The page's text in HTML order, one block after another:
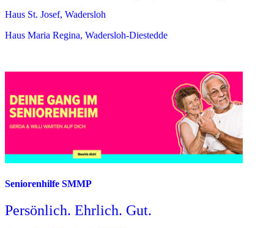
Haus St. Josef, Wadersloh
Haus Maria Regina, Wadersloh-Diestedde
Seniorenhilfe SMMP
Persönlich. Ehrlich. Gut.